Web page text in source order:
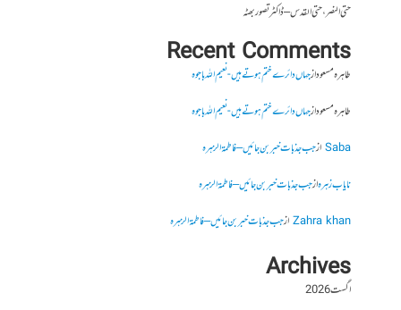
حتی النصر ، حتی القدس – ڈاکٹر تصور بھٹہ
Recent Comments
طاہرہ مسعودازجہاں دائرے ختم ہوتے ہیں- نعیم اللہ باجوہ
طاہرہ مسعودازجہاں دائرے ختم ہوتے ہیں- نعیم اللہ باجوہ
Sabaازجب جذبات خبر بن جائیں – فاطمۃالزہرہ
نایاب زہرہازجب جذبات خبر بن جائیں – فاطمۃالزہرہ
Zahra khanازجب جذبات خبر بن جائیں – فاطمۃالزہرہ
Archives
اگست 2026